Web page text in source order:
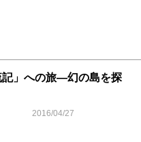
記」への旅―幻の島を探
2016/04/27